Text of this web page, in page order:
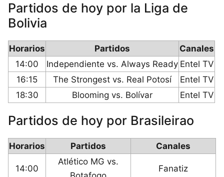
Partidos de hoy por la Liga de
Bolivia
Horarios Partidos
Canales
14:00
Independiente vs. Always Ready Entel TV
16:15
The Strongest vs. Real Potosí
Entel TV
18:30
Blooming vs. Bolívar Entel TV
Partidos de hoy por Brasileirao
Horarios Partidos Canales
14:00
Atlético MG vs.
Fanatiz